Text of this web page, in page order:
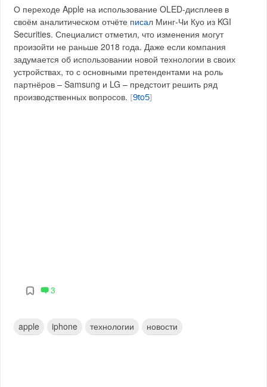
О переходе Apple на использование OLED-дисплеев в
своём аналитическом отчёте писал Минг-Чи Куо из KGI
Securities. Специалист отметил, что изменения могут
произойти не раньше 2018 года. Даже если компания
задумается об использовании новой технологии в своих
устройствах, то с основными претендентами на роль
партнёров – Samsung и LG – предстоит решить ряд
производственных вопросов.
[9to5
3
apple iphone технологии новости